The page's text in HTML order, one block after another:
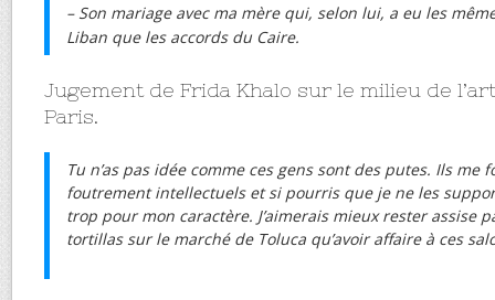
– Son mariage avec ma mère qui, selon lui, a eu les
Liban que les accords du Caire.
Jugement de Frida Khalo sur le milieu de
Paris.
Tu n’as pas idée comme ces gens sont des putes. Ils me
foutrement intellectuels et si pourris que je ne les
trop pour mon caractère. J’aimerais mieux rester assise
tortillas sur le marché de Toluca qu’avoir affaire à ces